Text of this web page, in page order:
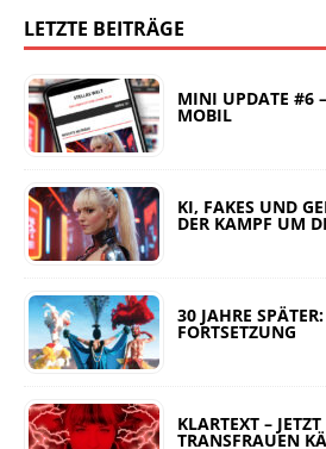
LETZTE BEITRÄGE
MINI UPDATE #6
MOBIL
KI, FAKES UND
DER KAMPF UM
30 JAHRE
FORTSETZUNG
KLARTEXT –
TRANSFRAUEN